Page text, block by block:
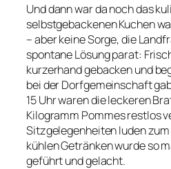
Und dann war da noch das
selbstgebackenen Kuchen
– aber keine Sorge, die
spontane Lösung parat:
kurzerhand gebacken und
bei der Dorfgemeinschaft
15 Uhr waren die leckeren
Kilogramm Pommes restlos
Sitzgelegenheiten luden
kühlen Getränken wurde so
geführt und gelacht.